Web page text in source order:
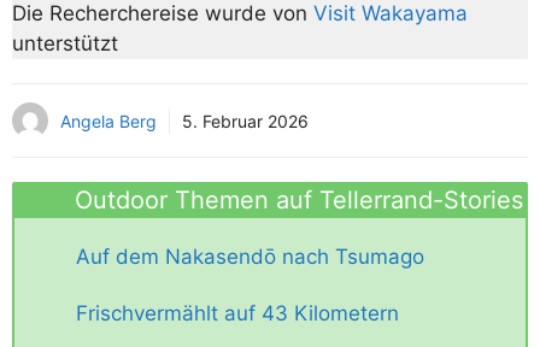
Die Recherchereise wurde von Visit Wakayama
unterstützt
Angela Berg 5. Februar 2026
Outdoor Themen auf Tellerrand-Stories
Auf dem Nakasendō nach Tsumago
Frischvermählt auf 43 Kilometern